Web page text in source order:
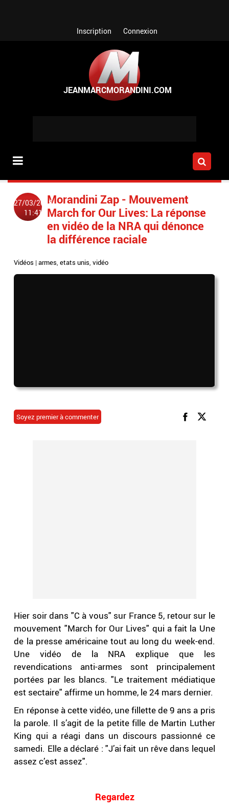
Inscription Connexion
27/03/2018
11:41
Morandini Zap - Mouvement
March for Our Lives: La réponse
en vidéo de la NRA qui dénonce
la différence raciale
Vidéos |armes,etats unis,vidéo
Soyez premier à commenter
Hier soir dans "C à vous" sur France 5, retour sur le
mouvement "March for Our Lives" qui a fait la Une
de la presse américaine tout au long du week-end.
Une vidéo de la NRA explique que les
revendications anti-armes sont principalement
portées par les blancs. "Le traitement médiatique
est sectaire" affirme un homme, le 24 mars dernier.
En réponse à cette vidéo, une fillette de 9 ans a pris
la parole. Il s’agit de la petite fille de Martin Luther
King qui a réagi dans un discours passionné ce
samedi. Elle a déclaré : "J’ai fait un rêve dans lequel
assez c’est assez".
Regardez